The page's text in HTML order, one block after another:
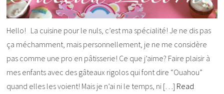
Hello! La cuisine pour le nuls, c’est ma spécialité! Je ne dis pas
ça méchamment, mais personnellement, je ne me considère
pas comme une pro en pâtisserie! Ce que j’aime? Faire plaisir à
mes enfants avec des gâteaux rigolos qui font dire “Ouahou”
quand elles les voient! Mais je n’ai ni le temps, ni […] Read